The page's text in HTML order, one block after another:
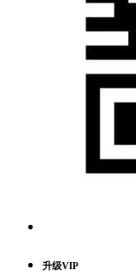
升级VIP